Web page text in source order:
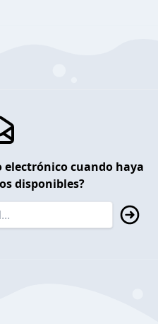
electrónico cuando haya
disponibles?